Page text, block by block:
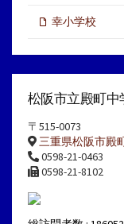
幸小学校
松阪市立殿町中
〒515-0073
三重県松阪市殿
0598-21-0463
0598-21-8102